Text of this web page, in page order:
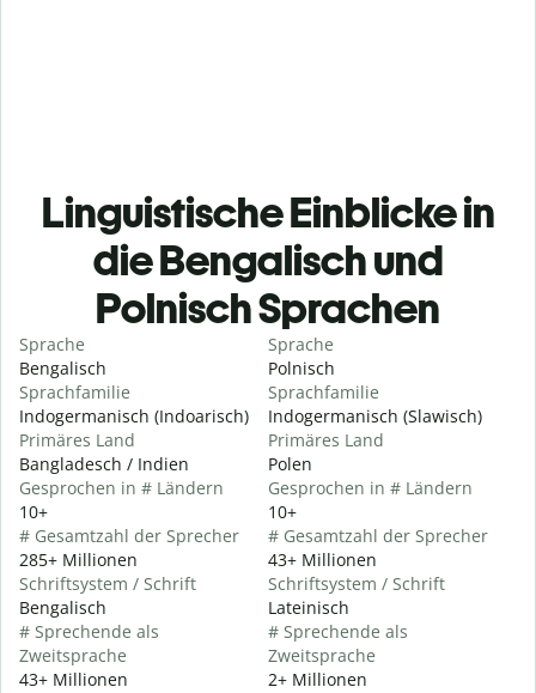
Linguistische Einblicke in
die Bengalisch und
Polnisch Sprachen
Sprache
Bengalisch
Sprachfamilie
Indogermanisch (Indoarisch)
Primäres Land
Bangladesch / Indien
Gesprochen in # Ländern
10+
# Gesamtzahl der Sprecher
285+ Millionen
Schriftsystem / Schrift
Bengalisch
# Sprechende als
Zweitsprache
43+ Millionen
Sprache
Polnisch
Sprachfamilie
Indogermanisch (Slawisch)
Primäres Land
Polen
Gesprochen in # Ländern
10+
# Gesamtzahl der Sprecher
43+ Millionen
Schriftsystem / Schrift
Lateinisch
# Sprechende als
Zweitsprache
2+ Millionen